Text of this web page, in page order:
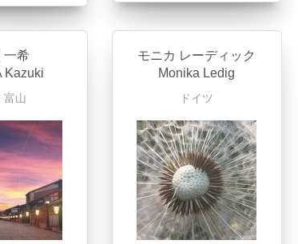
一希
Kazuki
富山
モニカ レーディック
Monika Ledig
ドイツ